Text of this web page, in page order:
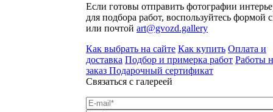
Если готовы отправить фотографии
для подбора работ, воспользуйтесь формой
или почтой art@gvozd.gallery
Как выбрать на сайте Как купить Оплата и
доставка Подбор и примерка работ Работы
заказ Подарочный сертификат
Связаться с галереей